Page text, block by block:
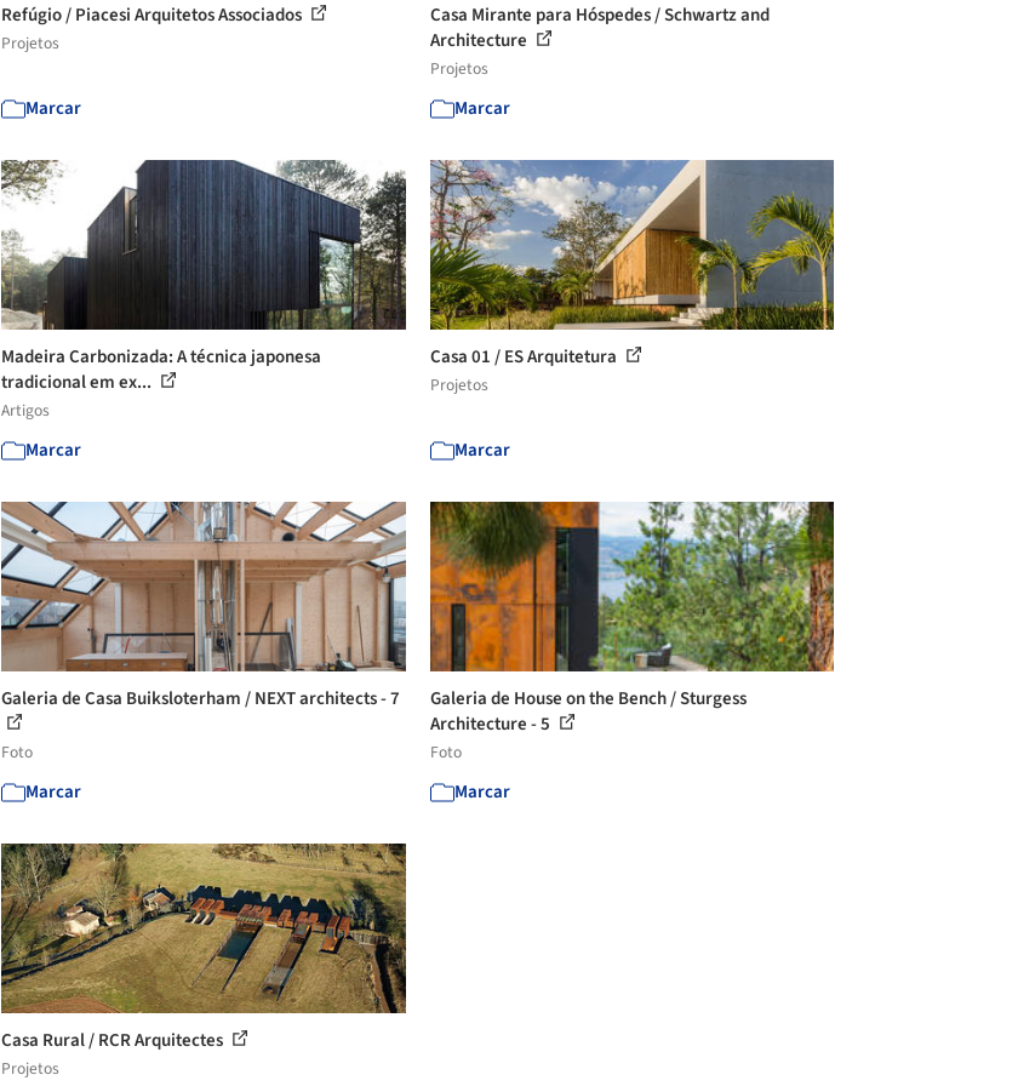
Refúgio / Piacesi Arquitetos Associados
Projetos
Marcar
Casa Mirante para Hóspedes / Schwartz and
Architecture
Projetos
Marcar
Madeira Carbonizada: A técnica japonesa
tradicional em ex...
Artigos
Marcar
Casa 01 / ES Arquitetura
Projetos
Marcar
Galeria de Casa Buiksloterham / NEXT architects - 7
Foto
Marcar
Galeria de House on the Bench / Sturgess
Architecture - 5
Foto
Marcar
Casa Rural / RCR Arquitectes
Projetos